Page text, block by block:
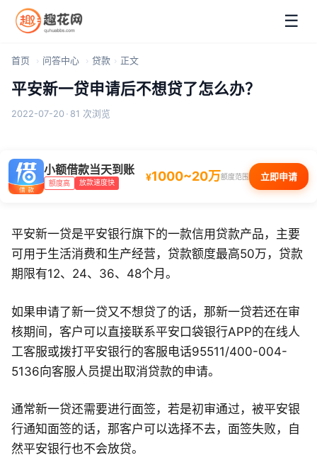
☰
首页 问答中心 贷款 正文
平安新一贷申请后不想贷了怎么办？
2022-07-20 · 81 次浏览
小额借款当天到账
额度高 放款速度快 ¥1000~20万额度范围 立即申请
平安新一贷是平安银行旗下的一款信用贷款产品，主要
可用于生活消费和生产经营，贷款额度最高50万，贷款
期限有12、24、36、48个月。
如果申请了新一贷又不想贷了的话，那新一贷若还在审
核期间，客户可以直接联系平安口袋银行APP的在线人
工客服或拨打平安银行的客服电话95511/400-004-
5136向客服人员提出取消贷款的申请。
通常新一贷还需要进行面签，若是初审通过，被平安银
行通知面签的话，那客户可以选择不去，面签失败，自
然平安银行也不会放贷。